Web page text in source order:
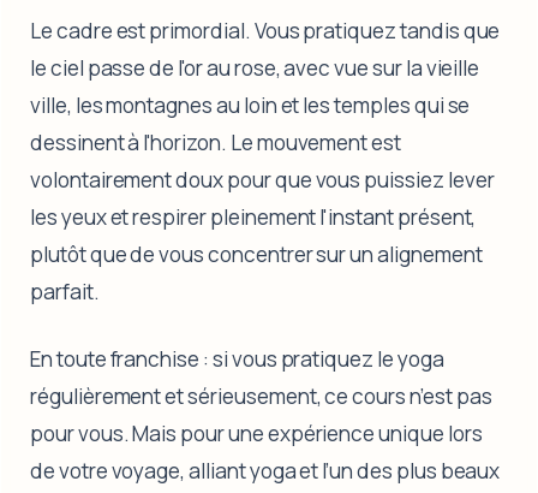
Le cadre est primordial. Vous pratiquez tandis que
le ciel passe de l'or au rose, avec vue sur la vieille
ville, les montagnes au loin et les temples qui se
dessinent à l'horizon. Le mouvement est
volontairement doux pour que vous puissiez lever
les yeux et respirer pleinement l'instant présent,
plutôt que de vous concentrer sur un alignement
parfait.
En toute franchise : si vous pratiquez le yoga
régulièrement et sérieusement, ce cours n’est pas
pour vous. Mais pour une expérience unique lors
de votre voyage, alliant yoga et l’un des plus beaux